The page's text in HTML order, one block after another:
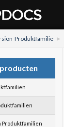
Produktfamilie
Produktfamilien